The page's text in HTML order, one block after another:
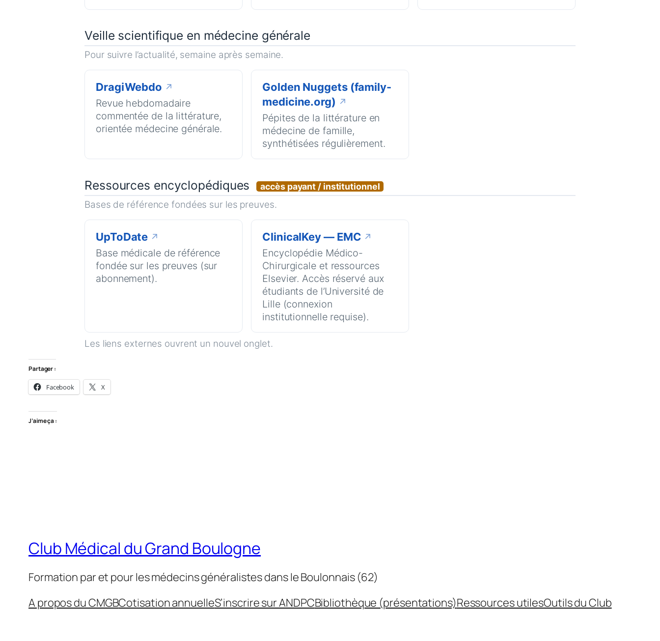
Veille scientifique en médecine générale
Pour suivre l’actualité, semaine après semaine.
DragiWebdo ↗
Revue hebdomadaire
commentée de la littérature,
orientée médecine générale.
Golden Nuggets (family-
medicine.org) ↗
Pépites de la littérature en
médecine de famille,
synthétisées régulièrement.
Ressources encyclopédiques accès payant / institutionnel
Bases de référence fondées sur les preuves.
UpToDate ↗
Base médicale de référence
fondée sur les preuves (sur
abonnement).
ClinicalKey — EMC ↗
Encyclopédie Médico-
Chirurgicale et ressources
Elsevier. Accès réservé aux
étudiants de l’Université de
Lille (connexion
institutionnelle requise).
Les liens externes ouvrent un nouvel onglet.
Partager :
Facebook X
J’aime ça :
Club Médical du Grand Boulogne
Formation par et pour les médecins généralistes dans le Boulonnais (62)
A propos du CMGBCotisation annuelleS’inscrire sur ANDPCBibliothèque (présentations)Ressources utilesOutils du Club